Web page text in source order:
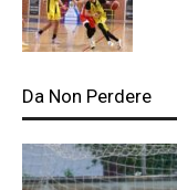
Da Non Perdere